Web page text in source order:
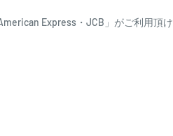
Express・JCB」がご利用頂け